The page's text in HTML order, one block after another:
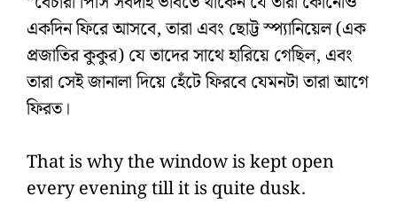
একদিন ফিরে আসবে, তারা এবং ছোট্ট স্প্যানিয়েল (এক
প্রজাতির কুকুর) যে তাদের সাথে হারিয়ে গেছিল, এবং
তারা সেই জানালা দিয়ে হেঁটে ফিরবে যেমনটা তারা আগে
ফিরত।
That is why the window is kept open
every evening till it is quite dusk.